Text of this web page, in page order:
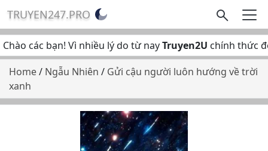
TRUYEN247.PRO
Chào các bạn! Vì nhiều lý do từ nayTruyen2U chính thức
Home/ Ngẫu Nhiên / Gửi cậu người luôn hướng về trời
xanh